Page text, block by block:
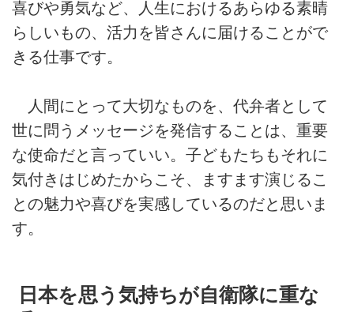
喜びや勇気など、人生におけるあらゆる素晴
らしいもの、活力を皆さんに届けることがで
きる仕事です。
人間にとって大切なものを、代弁者として
世に問うメッセージを発信することは、重要
な使命だと言っていい。子どもたちもそれに
気付きはじめたからこそ、ますます演じるこ
との魅力や喜びを実感しているのだと思いま
す。
日本を思う気持ちが自衛隊に重な